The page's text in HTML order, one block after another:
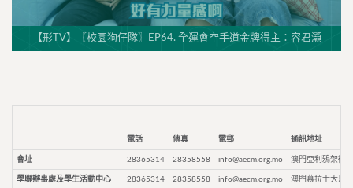
【形TV】〖校園狗仔隊〗EP64. 全運會空手道金牌得主：容君灝
電話 傳真 電郵 通訊地址
會址 28365314 28358558 info@aecm.org.mo 澳門亞利鴉架街9
學聯辦事處及學生活動中心 28365314 28358558 info@aecm.org.mo 澳門慕拉士大馬